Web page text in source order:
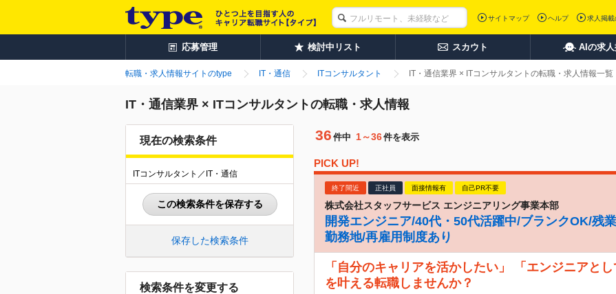
サイトマップ ヘルプ 求人掲載
応募管理 検討中リスト スカウト AIの求
転職・求人情報サイトのtype IT・通信 ITコンサルタント IT・通信業界 × ITコンサルタントの転職・求人情報一覧
IT・通信業界 × ITコンサルタントの転職・求人情報
現在の検索条件
ITコンサルタント／IT・通信
この検索条件を保存する
保存した検索条件
検索条件を変更する
36 件中 1～36件を表示
PICK UP!
終了間近 正社員 面接情報有 自己PR不要
株式会社スタッフサービス エンジニアリング事業本部
開発エンジニア/40代・50代活躍中/ブランクOK/残
勤務地/再雇用制度あり
「自分のキャリアを活かしたい」 「エンジニアと
を叶える転職しませんか？